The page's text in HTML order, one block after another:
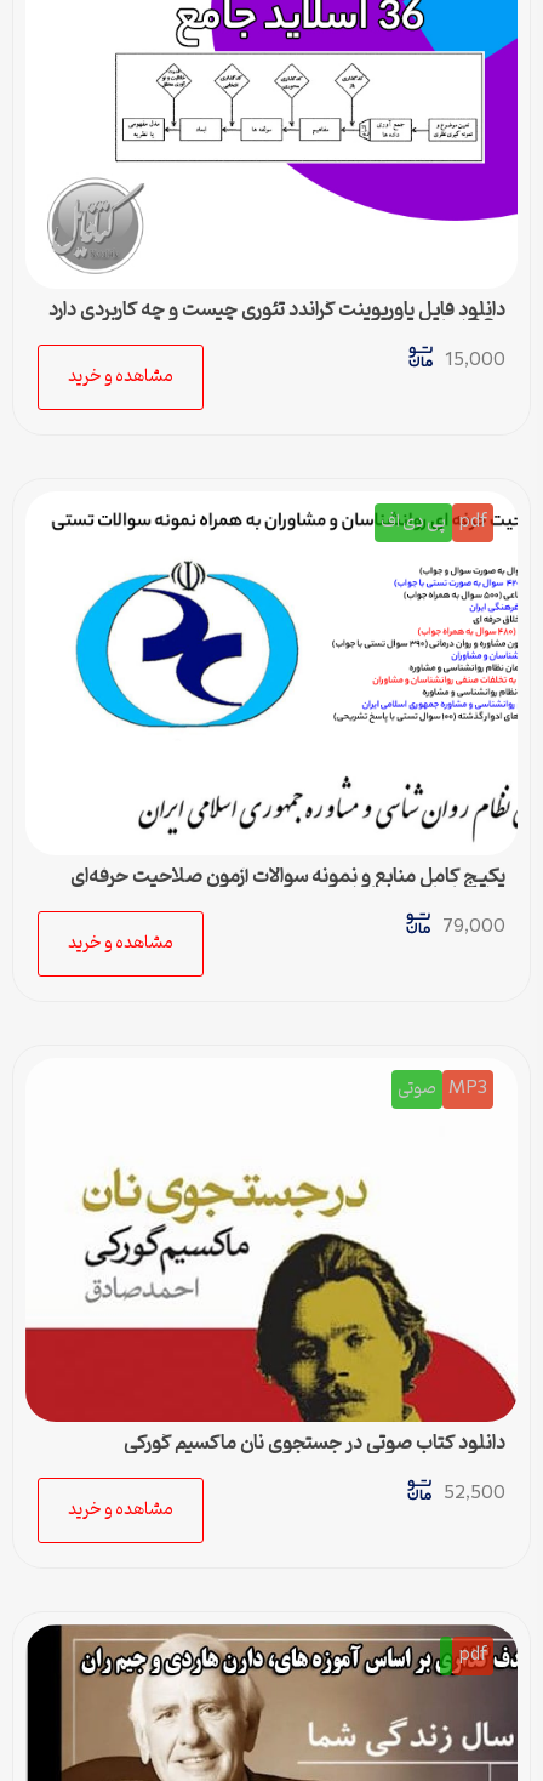
دانلود فایل پاورپوینت گراندد تئوری چیست و چه کاربردی دارد
15,000
مشاهده و خرید
pdf پی دی اف
پکیج کامل منابع و نمونه سوالات آزمون صلاحیت حرفه‌ای
روانشناسان و مشاوران
79,000
مشاهده و خرید
MP3 صوتی
دانلود کتاب صوتی در جستجوی نان ماکسیم گورکی
52,500
مشاهده و خرید
pdf